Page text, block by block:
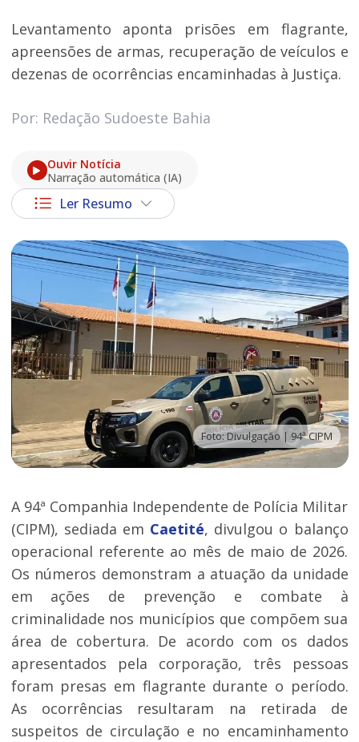
Levantamento aponta prisões em flagrante,
apreensões de armas, recuperação de veículos e
dezenas de ocorrências encaminhadas à Justiça.
Por: Redação Sudoeste Bahia
Ouvir Notícia
Narração automática (IA)
Ler Resumo
Foto: Divulgação | 94ª CIPM
A 94ª Companhia Independente de Polícia Militar
(CIPM), sediada em Caetité, divulgou o balanço
operacional referente ao mês de maio de 2026.
Os números demonstram a atuação da unidade
em ações de prevenção e combate à
criminalidade nos municípios que compõem sua
área de cobertura. De acordo com os dados
apresentados pela corporação, três pessoas
foram presas em flagrante durante o período.
As ocorrências resultaram na retirada de
suspeitos de circulação e no encaminhamento